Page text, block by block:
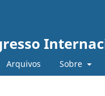
Arquivos Sobre